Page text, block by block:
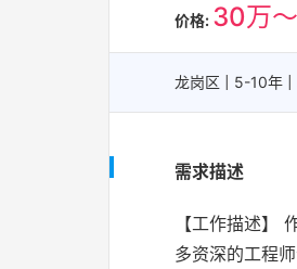
价格: 30万
龙岗区 | 5-10年 |
需求描述
【工作描述】
多资深的工程